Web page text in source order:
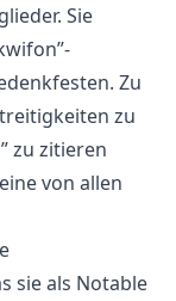
Sie
Zu
zu
zu zitieren
von allen
sie als Notable